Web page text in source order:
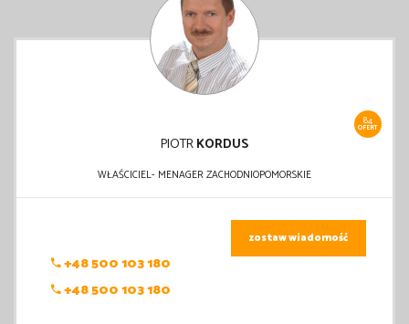
84
OFERT
PIOTRKORDUS
WŁAŚCICIEL- MENAGER ZACHODNIOPOMORSKIE
+48 500 103 180
+48 500 103 180
zostaw wiadomość